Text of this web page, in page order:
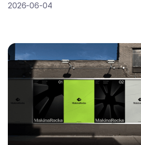
2026-06-04